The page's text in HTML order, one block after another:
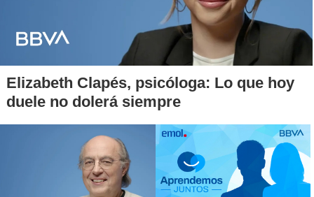
Elizabeth Clapés, psicóloga: Lo que hoy
duele no dolerá siempre